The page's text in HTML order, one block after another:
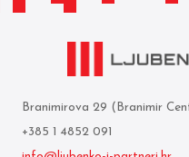
Branimirova 29 (Branimir
+385 1 4852 091